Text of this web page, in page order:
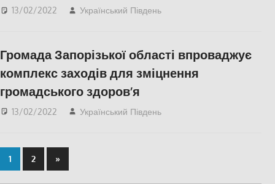
13/02/2022 Український Південь
Херсонська область
Громада Запорізької області впроваджує
комплекс заходів для зміцнення
громадського здоров’я
13/02/2022 Український Південь
1
2 »